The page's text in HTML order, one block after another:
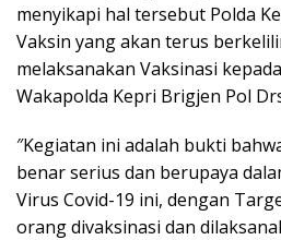
menyikapi hal tersebut Polda
Vaksin yang akan terus
melaksanakan Vaksinasi
Wakapolda Kepri Brigjen Pol
″Kegiatan ini adalah bukti
benar serius dan berupaya
Virus Covid-19 ini, dengan
orang divaksinasi dan